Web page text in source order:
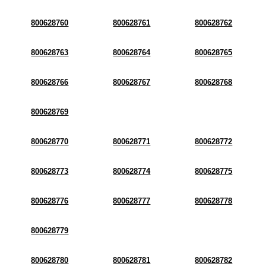
800628760 800628761 800628762
800628763 800628764 800628765
800628766 800628767 800628768
800628769
800628770 800628771 800628772
800628773 800628774 800628775
800628776 800628777 800628778
800628779
800628780 800628781 800628782